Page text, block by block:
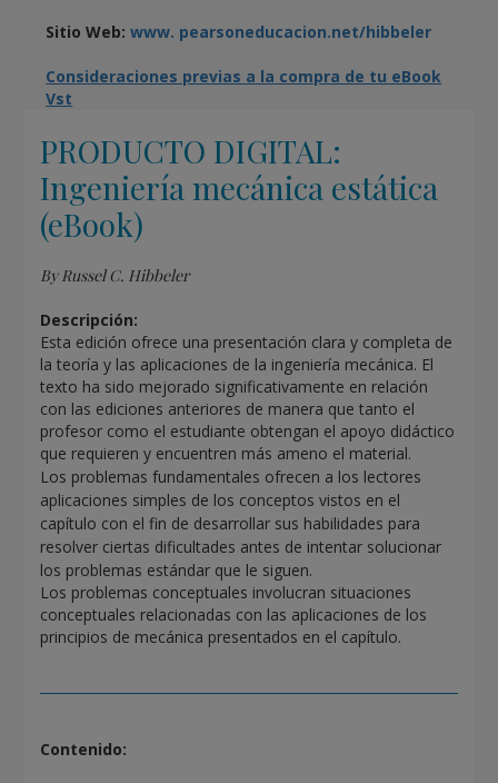
Sitio Web:www. pearsoneducacion.net/hibbeler
Consideraciones previas a la compra de tu eBook
Vst
PRODUCTO DIGITAL:
Ingeniería mecánica estática
(eBook)
By Russel C. Hibbeler
Descripción:
Esta edición ofrece una presentación clara y completa de
la teoría y las aplicaciones de la ingeniería mecánica. El
texto ha sido mejorado significativamente en relación
con las ediciones anteriores de manera que tanto el
profesor como el estudiante obtengan el apoyo didáctico
que requieren y encuentren más ameno el material.
Los problemas fundamentales ofrecen a los lectores
aplicaciones simples de los conceptos vistos en el
capítulo con el fin de desarrollar sus habilidades para
resolver ciertas dificultades antes de intentar solucionar
los problemas estándar que le siguen.
Los problemas conceptuales involucran situaciones
conceptuales relacionadas con las aplicaciones de los
principios de mecánica presentados en el capítulo.
Contenido: